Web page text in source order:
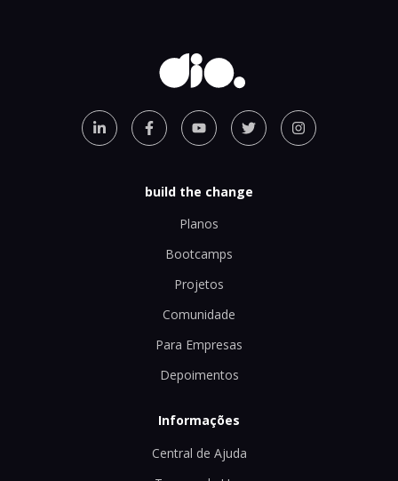
build the change
Planos
Bootcamps
Projetos
Comunidade
Para Empresas
Depoimentos
Informações
Central de Ajuda